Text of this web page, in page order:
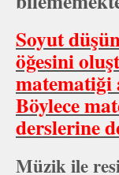
Soyut
öğesini
matematiği
Böylece
derslerine
Müzik ile